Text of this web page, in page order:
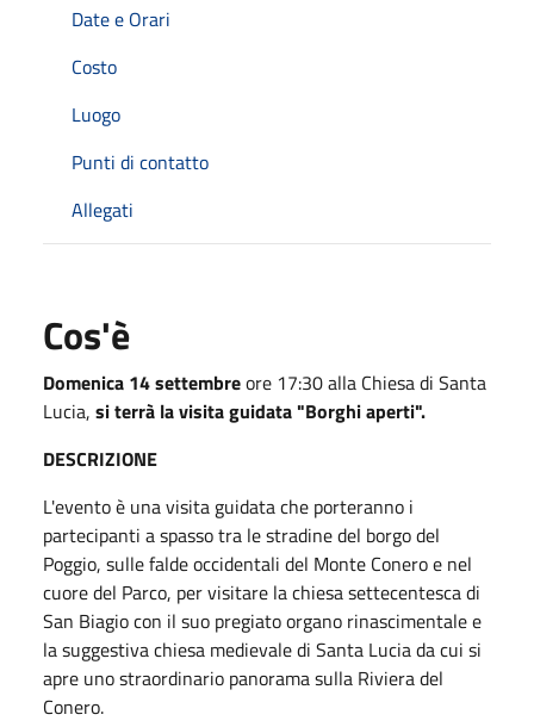
Date e Orari
Costo
Luogo
Punti di contatto
Allegati
Cos'è
Domenica 14 settembreore 17:30 alla Chiesa di Santa
Lucia, si terrà la visita guidata "Borghi aperti".
DESCRIZIONE
L'evento è una visita guidata che porteranno i
partecipanti a spasso tra le stradine del borgo del
Poggio, sulle falde occidentali del Monte Conero e nel
cuore del Parco, per visitare la chiesa settecentesca di
San Biagio con il suo pregiato organo rinascimentale e
la suggestiva chiesa medievale di Santa Lucia da cui si
apre uno straordinario panorama sulla Riviera del
Conero.